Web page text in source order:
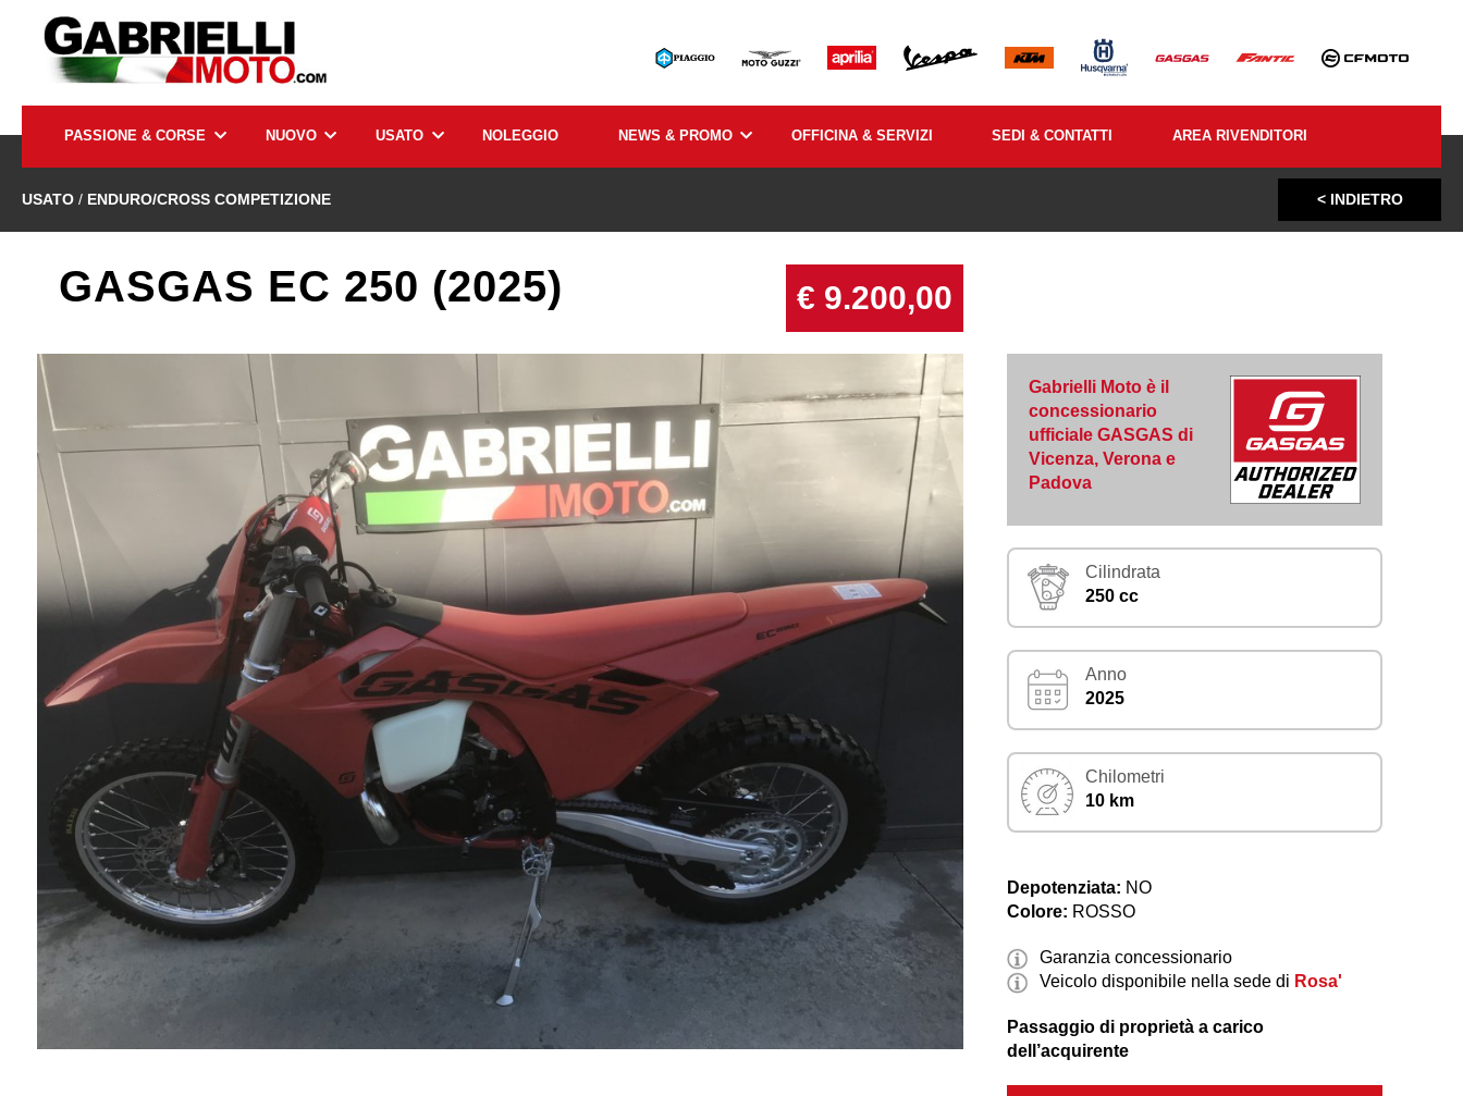
PASSIONE & CORSE NUOVO USATO NOLEGGIO NEWS & PROMO OFFICINA & SERVIZI SEDI & CONTATTI AREA RIVENDITORI
USATO / ENDURO/CROSS COMPETIZIONE < INDIETRO
GASGAS EC 250 (2025) € 9.200,00
Gabrielli Moto è il
concessionario
ufficiale GASGAS di
Vicenza, Verona e
Padova
Cilindrata
250 cc
Anno
2025
Chilometri
10 km
Depotenziata: NO
Colore: ROSSO
Garanzia concessionario
Veicolo disponibile nella sede di Rosa'
Passaggio di proprietà a carico
dell’acquirente